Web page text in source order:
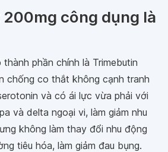
200mg công dụng là
phần chính là Trimebutin
chống co thắt không cạnh tranh
và có ái lực vừa phải với
và delta ngoại vi, làm giảm nhu
không làm thay đổi nhu động
tiêu hóa, làm giảm đau bụng.